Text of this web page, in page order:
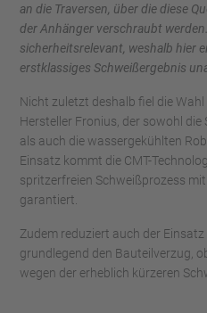
an die Traversen, über die diese
der Anhänger verschraubt
sicherheitsrelevant, weshalb hier
erstklassiges Schweißergebnis
Nicht zuletzt deshalb fiel die
Hersteller Fronius, der sowohl
als auch die wassergekühlten
Einsatz kommt die CMT-
spritzerfreien Schweißprozess
garantiert.
Zudem reduziert auch der
grundlegend den Bauteilverzug,
wegen der erheblich kürzeren